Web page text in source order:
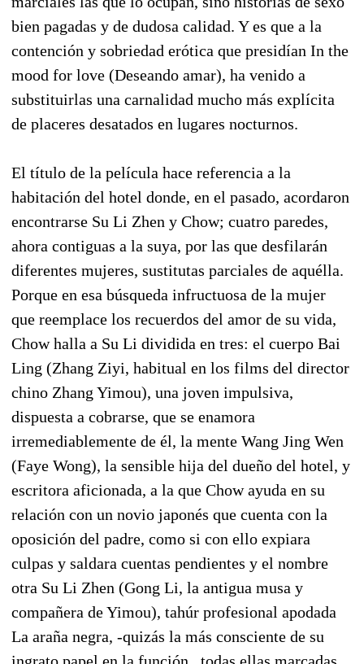
bien pagadas y de dudosa calidad. Y es que a la
contención y sobriedad erótica que presidían In the
mood for love (Deseando amar), ha venido a
substituirlas una carnalidad mucho más explícita
de placeres desatados en lugares nocturnos.
El título de la película hace referencia a la
habitación del hotel donde, en el pasado, acordaron
encontrarse Su Li Zhen y Chow; cuatro paredes,
ahora contiguas a la suya, por las que desfilarán
diferentes mujeres, sustitutas parciales de aquélla.
Porque en esa búsqueda infructuosa de la mujer
que reemplace los recuerdos del amor de su vida,
Chow halla a Su Li dividida en tres: el cuerpo Bai
Ling (Zhang Ziyi, habitual en los films del director
chino Zhang Yimou), una joven impulsiva,
dispuesta a cobrarse, que se enamora
irremediablemente de él, la mente Wang Jing Wen
(Faye Wong), la sensible hija del dueño del hotel, y
escritora aficionada, a la que Chow ayuda en su
relación con un novio japonés que cuenta con la
oposición del padre, como si con ello expiara
culpas y saldara cuentas pendientes y el nombre
otra Su Li Zhen (Gong Li, la antigua musa y
compañera de Yimou), tahúr profesional apodada
La araña negra, -quizás la más consciente de su